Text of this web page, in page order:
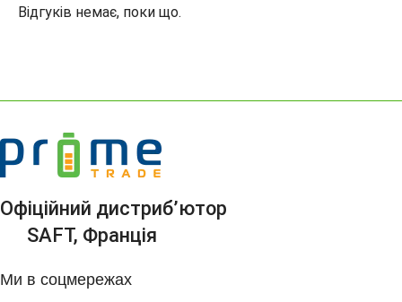
Відгуків немає, поки що.
Офіційний дистриб’ютор
SAFT, Франція
Ми в соцмережах